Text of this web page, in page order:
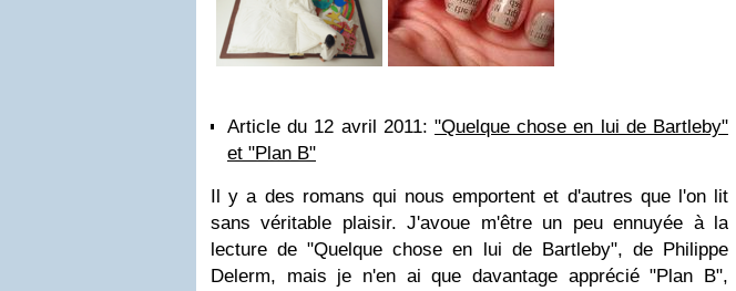
Article du 12 avril 2011: "Quelque chose en lui de Bartleby"
et "Plan B"
Il y a des romans qui nous emportent et d'autres que l'on lit
sans véritable plaisir. J'avoue m'être un peu ennuyée à la
lecture de "Quelque chose en lui de Bartleby", de Philippe
Delerm, mais je n'en ai que davantage apprécié "Plan B",